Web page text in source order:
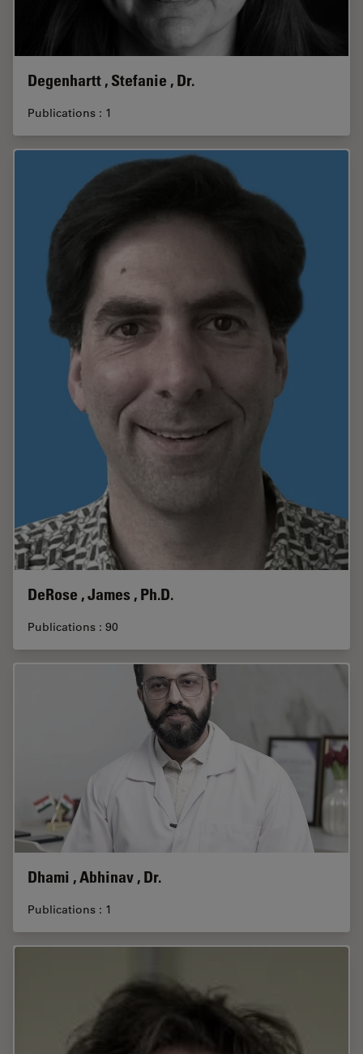
Degenhartt , Stefanie , Dr.
Publications : 1
DeRose , James , Ph.D.
Publications : 90
Dhami , Abhinav , Dr.
Publications : 1